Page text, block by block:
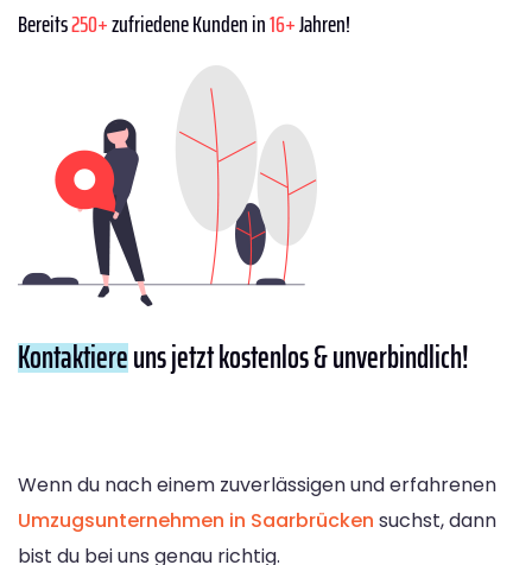
Bereits250+zufriedene Kunden in16+Jahren!
Kontaktiereuns jetzt kostenlos & unverbindlich!
Wenn du nach einem zuverlässigen und erfahrenen
Umzugsunternehmen in Saarbrücken suchst, dann
bist du bei uns genau richtig.